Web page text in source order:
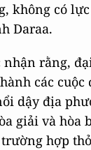
không có
Daraa.
nhận rằng,
các
dậy địa
giải và hòa
hợp